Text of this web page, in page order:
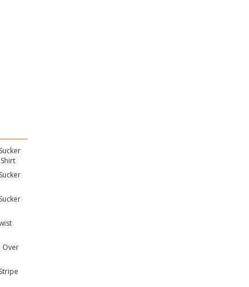
Over